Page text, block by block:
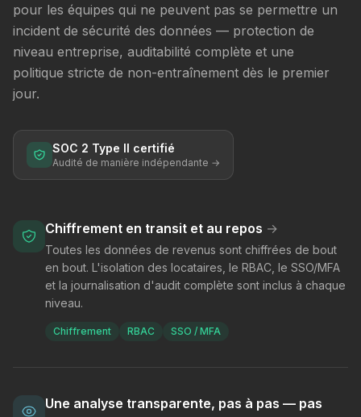
pour les équipes qui ne peuvent pas se permettre un
incident de sécurité des données — protection de
niveau entreprise, auditabilité complète et une
politique stricte de non-entraînement dès le premier
jour.
SOC 2 Type II certifié
Audité de manière indépendante →
Chiffrement en transit et au repos →
Toutes les données de revenus sont chiffrées de bout
en bout. L'isolation des locataires, le RBAC, le SSO/MFA
et la journalisation d'audit complète sont inclus à chaque
niveau.
Chiffrement RBAC SSO / MFA
Une analyse transparente, pas à pas — pas